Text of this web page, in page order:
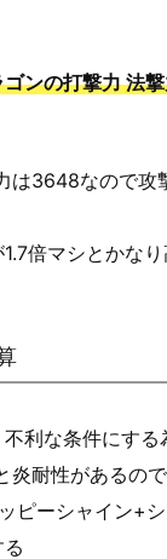
ンの打撃力 法
は3648なので攻
倍マシとかな
利な条件にす
炎耐性があるの
ピーシャイン+